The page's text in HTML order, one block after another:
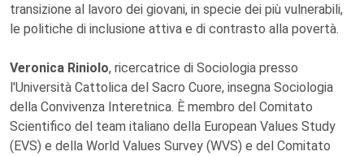
transizione al lavoro dei giovani, in specie dei più vulnerabili,
le politiche di inclusione attiva e di contrasto alla povertà.
Veronica Riniolo, ricercatrice di Sociologia presso
l'Università Cattolica del Sacro Cuore, insegna Sociologia
della Convivenza Interetnica. È membro del Comitato
Scientifico del team italiano della European Values Study
(EVS) e della World Values Survey (WVS) e del Comitato